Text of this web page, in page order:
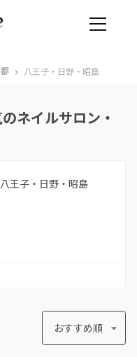
› 八王子・日野・昭島
ネイルサロン・
王子・日野・昭島
おすすめ順